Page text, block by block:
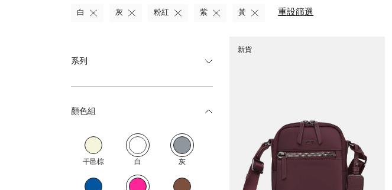
重設篩選
白 灰 粉紅 紫 黃
系列
顏色組
干邑棕 白 灰
新貨